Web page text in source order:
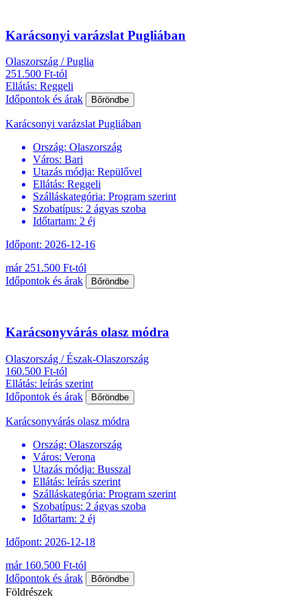
Karácsonyi varázslat Pugliában
Olaszország / Puglia
251.500 Ft-tól
Ellátás: Reggeli
Időpontok és árak
Bőröndbe
Karácsonyi varázslat Pugliában
Ország: Olaszország
Város: Bari
Utazás módja: Repülővel
Ellátás: Reggeli
Szálláskategória: Program szerint
Szobatípus: 2 ágyas szoba
Időtartam: 2 éj
Időpont: 2026-12-16
már 251.500 Ft-tól
Időpontok és árak
Bőröndbe
Karácsonyvárás olasz módra
Olaszország / Észak-Olaszország
160.500 Ft-tól
Ellátás: leírás szerint
Időpontok és árak
Bőröndbe
Karácsonyvárás olasz módra
Ország: Olaszország
Város: Verona
Utazás módja: Busszal
Ellátás: leírás szerint
Szálláskategória: Program szerint
Szobatípus: 2 ágyas szoba
Időtartam: 2 éj
Időpont: 2026-12-18
már 160.500 Ft-tól
Időpontok és árak
Bőröndbe
Földrészek